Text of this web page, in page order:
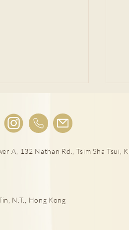
A, 132 Nathan Rd., Tsim Sha Tsui,
N.T., Hong Kong